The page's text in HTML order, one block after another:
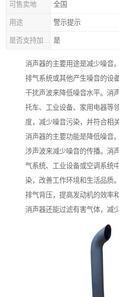
可售卖地 全国
用途 警示提示
是
消声器的主要用途是减少噪音
排气系统或其他产生噪音的设
干扰声波来降低噪音水平。消
托车、工业设备、家用电器等
度，减少噪音污染，并符合相
消声器的主要功能是降低噪音
涉声波来减少噪音的传播。消
气系统、工业设备或空调系统
染，改善工作环境和生活品质
排气背压，提高发动机的效率
消声器还能过滤有害气体，减